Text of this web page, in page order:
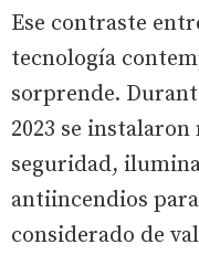
Ese contraste
tecnología
sorprende.
2023 se instalaron
seguridad,
antiincendios
considerado de